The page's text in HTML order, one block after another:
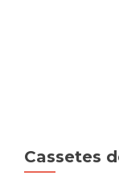
Cassetes